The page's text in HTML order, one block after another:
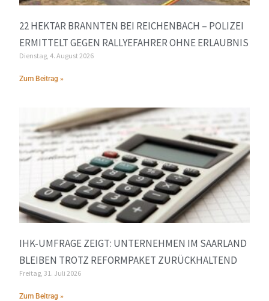
22 HEKTAR BRANNTEN BEI REICHENBACH – POLIZEI
ERMITTELT GEGEN RALLYEFAHRER OHNE ERLAUBNIS
Dienstag, 4. August 2026
Zum Beitrag »
IHK-UMFRAGE ZEIGT: UNTERNEHMEN IM SAARLAND
BLEIBEN TROTZ REFORMPAKET ZURÜCKHALTEND
Freitag, 31. Juli 2026
Zum Beitrag »